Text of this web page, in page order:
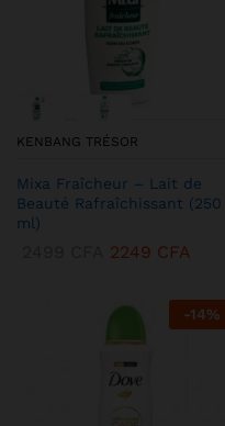
KENBANG TRÉSOR
Mixa Fraîcheur – Lait de
Beauté Rafraîchissant (250
ml)
2249 CFA
-14%